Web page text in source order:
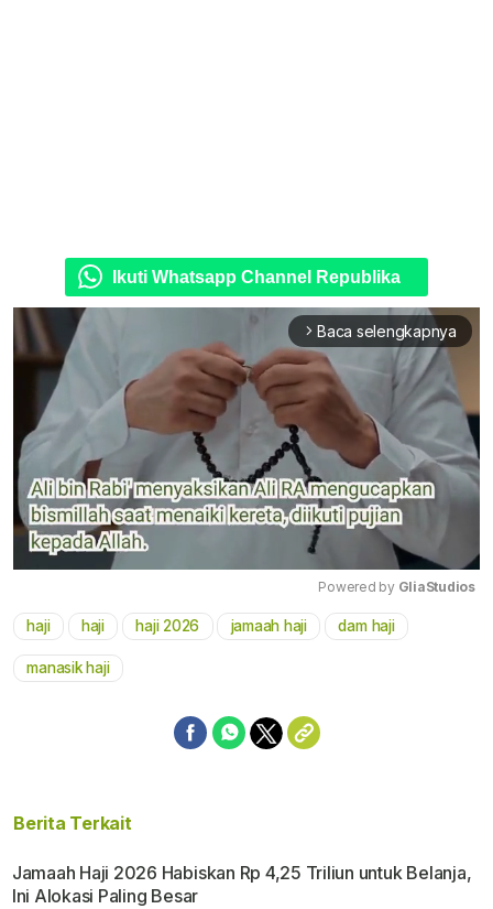
Ikuti Whatsapp Channel Republika
arrow_forward_ios Baca selengkapnya
Mute
Powered by GliaStudios
haji haji haji 2026 jamaah haji dam haji
manasik haji
Berita Terkait
Jamaah Haji 2026 Habiskan Rp 4,25 Triliun untuk Belanja,
Ini Alokasi Paling Besar